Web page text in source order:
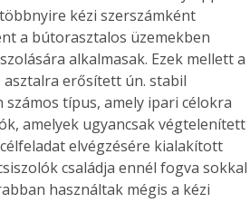
kézi szerszámként
a bútorasztalos üzemekben
alkalmasak. Ezek mellett a
erősített ún. stabil
típus, amely ipari célokra
amelyek ugyancsak végtelenített
elvégzésére kialakított
családja ennél fogva sokkal
használtak mégis a kézi